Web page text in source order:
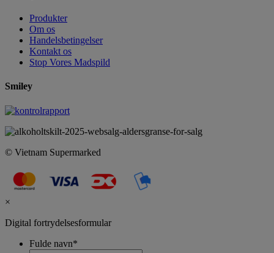
Produkter
Om os
Handelsbetingelser
Kontakt os
Stop Vores Madspild
Smiley
© Vietnam Supermarked
×
Digital fortrydelsesformular
Fulde navn*